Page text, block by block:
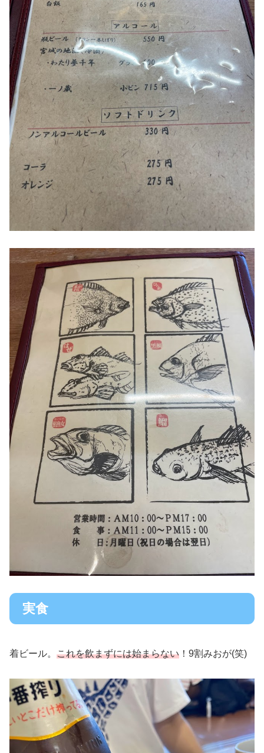
実食
着ビール。 これを飲まずには始まらない ！9割みおが(笑)